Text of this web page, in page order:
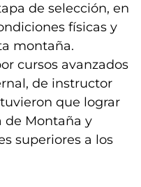
de selección, en
físicas y
montaña.
cursos avanzados
de instructor
que lograr
de Montaña y
superiores a los